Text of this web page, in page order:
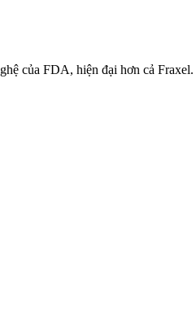
của FDA, hiện đại hơn cả Fraxel.